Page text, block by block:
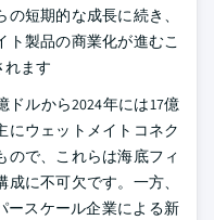
短期的な成長に続き、
ト製品の商業化が進むこ
れます
ドルから2024年には17億
にウェットメイトコネク
ので、これらは海底フィ
に不可欠です。一方、
ースケール企業による新